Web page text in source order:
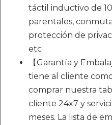
táctil inductivo de
parentales,
protección de
etc
【Garantía y
tiene al cliente
comprar nuestra
cliente 24x7 y
meses. La lista de